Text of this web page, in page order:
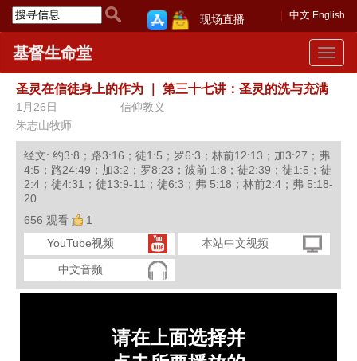
中文 English
现场直播
Toggle
基督生命堂
圣灵在信徒身上的作为 第三十七讲：圣灵的洗与充满
1月26日
信仰教义
朱志山牧师
经文: 约3:8；路3:16；徒1:5；罗6:3；林前12:13；加3:27；弗
4:5；路24:49；加3:2；罗8:23；彼前 1:8；徒2:39；徒1:5；徒
2:4；徒4:31；徒13:9-11；徒6:3；弗 5:18；林前2:4；弗 5:18-
20
656 观看
1
YouTube视频
本站中文视频
中文音频